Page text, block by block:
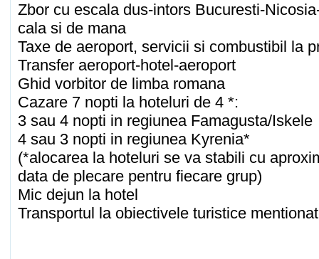
Zbor cu escala dus-intors Bucuresti-
cala si de mana
Taxe de aeroport, servicii si combustibil la
Transfer aeroport-hotel-aeroport
Ghid vorbitor de limba romana
Cazare 7 nopti la hoteluri de 4 *:
3 sau 4 nopti in regiunea Famagusta/Iskele
4 sau 3 nopti in regiunea Kyrenia*
(*alocarea la hoteluri se va stabili cu
data de plecare pentru fiecare grup)
Mic dejun la hotel
Transportul la obiectivele turistice